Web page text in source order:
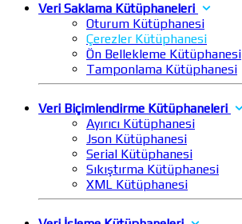
Veri Saklama Kütüphaneleri
Oturum Kütüphanesi
Çerezler Kütüphanesi
Ön Bellekleme Kütüphanesi
Tamponlama Kütüphanesi
Veri Biçimlendirme Kütüphaneleri
Ayırıcı Kütüphanesi
Json Kütüphanesi
Serial Kütüphanesi
Sıkıştırma Kütüphanesi
XML Kütüphanesi